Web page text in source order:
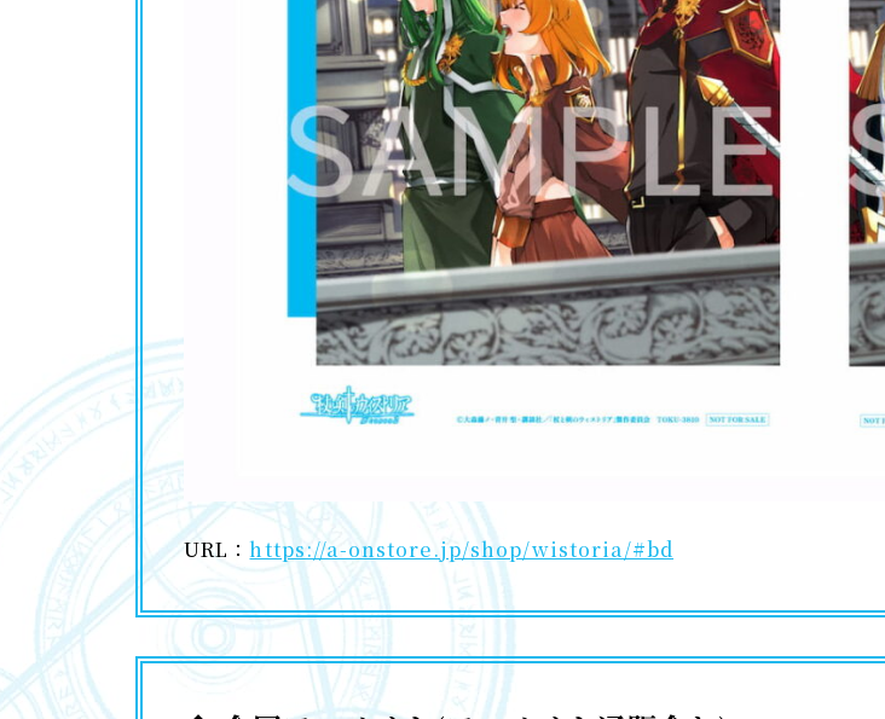
URL：https://a-onstore.jp/shop/wistoria/#bd